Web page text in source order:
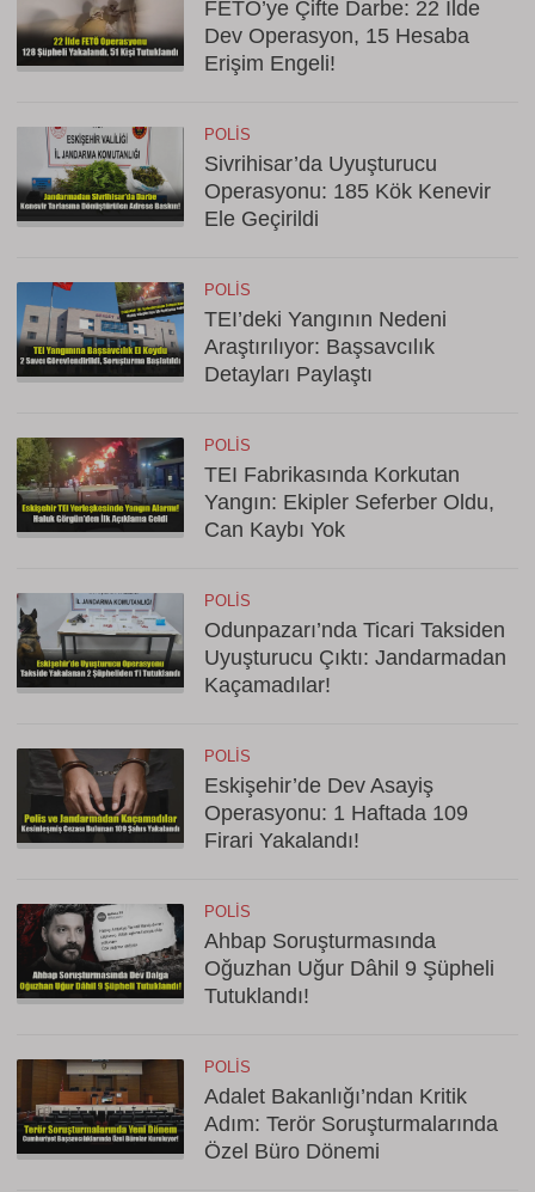
FETÖ’ye Çifte Darbe: 22 İlde
Dev Operasyon, 15 Hesaba
Erişim Engeli!
POLIS
Sivrihisar’da Uyuşturucu
Operasyonu: 185 Kök Kenevir
Ele Geçirildi
POLIS
TEI’deki Yangının Nedeni
Araştırılıyor: Başsavcılık
Detayları Paylaştı
POLIS
TEI Fabrikasında Korkutan
Yangın: Ekipler Seferber Oldu,
Can Kaybı Yok
POLIS
Odunpazarı’nda Ticari Taksiden
Uyuşturucu Çıktı: Jandarmadan
Kaçamadılar!
POLIS
Eskişehir’de Dev Asayiş
Operasyonu: 1 Haftada 109
Firari Yakalandı!
POLIS
Ahbap Soruşturmasında
Oğuzhan Uğur Dâhil 9 Şüpheli
Tutuklandı!
POLIS
Adalet Bakanlığı’ndan Kritik
Adım: Terör Soruşturmalarında
Özel Büro Dönemi